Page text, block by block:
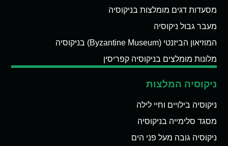
מסעדות דגים מומלצות בניקוסיה
מעבר גבול ניקוסיה
המוזיאון הביזנטי (Byzantine Museum) בניקוסיה
מלונות מומלצים בניקוסיה קפריסין
ניקוסיה המלצות
ניקוסיה בילויים וחיי לילה
מסגד סלימייה בניקוסיה
ניקוסיה גובה מעל פני הים